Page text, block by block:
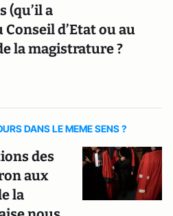
(qu’il a
d’Etat ou au
la magistrature ?
DANS LE MEME SENS ?
des
aux
la